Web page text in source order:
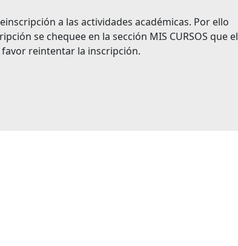
a las actividades académicas. Por ello
se chequee en la sección MIS CURSOS que el
reintentar la inscripción.